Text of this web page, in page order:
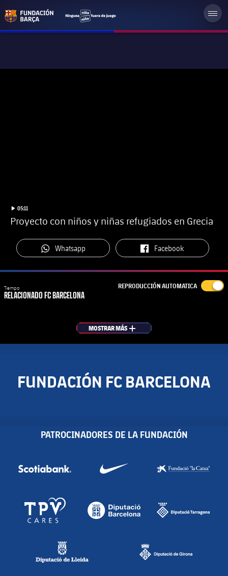
label.duration
Iniciar vídeo
05:11
Proyecto con niños y niñas refugiados en Grecia
label.aria.whatsapp
Whatsapp label.aria.facebook
Facebook
Tiempo REPRODUCCIÓN AUTOMATICA
RELACIONADO FC BARCELONA
MOSTRAR MÁS
MÁS
FUNDACIÓN FC BARCELONA
PATROCINADORES DE LA FUNDACIÓN